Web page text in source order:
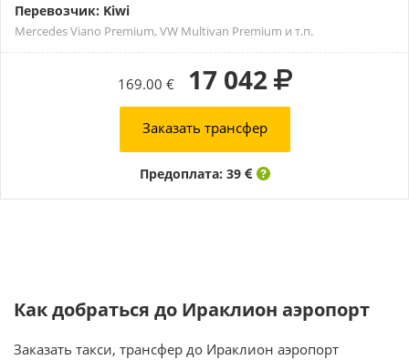
Перевозчик: Kiwi
Mercedes Viano Premium, VW Multivan Premium и т.п.
169.00 € 17 042
Заказать трансфер
Предоплата: 39
Как добраться до Ираклион аэропорт
Заказать такси, трансфер до Ираклион аэропорт